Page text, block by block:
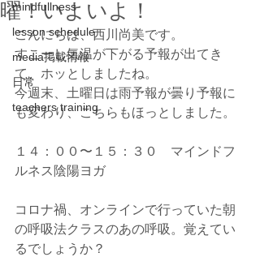
mindfullness
lesson schedule
media掲載情報
日常
teachers training
曜！いよいよ！
こんにちは、西川尚美です。
すこーし気温が下がる予報が出てき
て、ホッとしましたね。
今週末、土曜日は雨予報が曇り予報に
も変わり、こちらもほっとしました。
１４：００〜１５：３０　マインドフ
ルネス陰陽ヨガ
コロナ禍、オンラインで行っていた朝
の呼吸法クラスのあの呼吸。覚えてい
るでしょうか？